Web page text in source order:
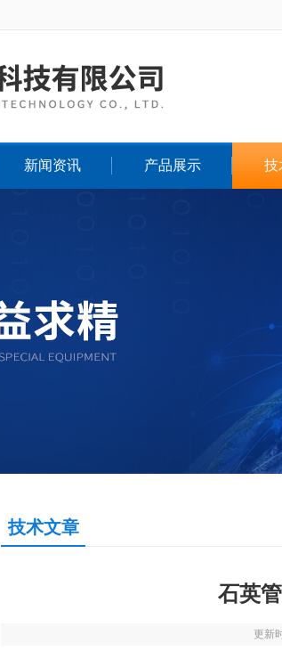
新闻资讯 产品展示 技
技术文章
石英
更新